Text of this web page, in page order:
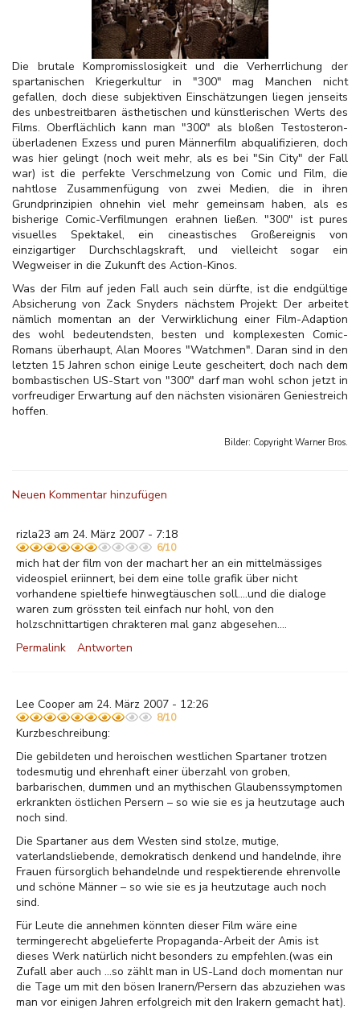
Die brutale Kompromisslosigkeit und die Verherrlichung der
spartanischen Kriegerkultur in "300" mag Manchen nicht
gefallen, doch diese subjektiven Einschätzungen liegen jenseits
des unbestreitbaren ästhetischen und künstlerischen Werts des
Films. Oberflächlich kann man "300" als bloßen Testosteron-
überladenen Exzess und puren Männerfilm abqualifizieren, doch
was hier gelingt (noch weit mehr, als es bei "Sin City" der Fall
war) ist die perfekte Verschmelzung von Comic und Film, die
nahtlose Zusammenfügung von zwei Medien, die in ihren
Grundprinzipien ohnehin viel mehr gemeinsam haben, als es
bisherige Comic-Verfilmungen erahnen ließen. "300" ist pures
visuelles Spektakel, ein cineastisches Großereignis von
einzigartiger Durchschlagskraft, und vielleicht sogar ein
Wegweiser in die Zukunft des Action-Kinos.
Was der Film auf jeden Fall auch sein dürfte, ist die endgültige
Absicherung von Zack Snyders nächstem Projekt: Der arbeitet
nämlich momentan an der Verwirklichung einer Film-Adaption
des wohl bedeutendsten, besten und komplexesten Comic-
Romans überhaupt, Alan Moores "Watchmen". Daran sind in den
letzten 15 Jahren schon einige Leute gescheitert, doch nach dem
bombastischen US-Start von "300" darf man wohl schon jetzt in
vorfreudiger Erwartung auf den nächsten visionären Geniestreich
hoffen.
Bilder: Copyright Warner Bros.
Neuen Kommentar hinzufügen
rizla23 am 24. März 2007 - 7:18
6/10
mich hat der film von der machart her an ein mittelmässiges
videospiel eriinnert, bei dem eine tolle grafik über nicht
vorhandene spieltiefe hinwegtäuschen soll....und die dialoge
waren zum grössten teil einfach nur hohl, von den
holzschnittartigen chrakteren mal ganz abgesehen....
Permalink
Antworten
Lee Cooper am 24. März 2007 - 12:26
8/10
Kurzbeschreibung:
Die gebildeten und heroischen westlichen Spartaner trotzen
todesmutig und ehrenhaft einer überzahl von groben,
barbarischen, dummen und an mythischen Glaubenssymptomen
erkrankten östlichen Persern – so wie sie es ja heutzutage auch
noch sind.
Die Spartaner aus dem Westen sind stolze, mutige,
vaterlandsliebende, demokratisch denkend und handelnde, ihre
Frauen fürsorglich behandelnde und respektierende ehrenvolle
und schöne Männer – so wie sie es ja heutzutage auch noch
sind.
Für Leute die annehmen könnten dieser Film wäre eine
termingerecht abgelieferte Propaganda-Arbeit der Amis ist
dieses Werk natürlich nicht besonders zu empfehlen.(was ein
Zufall aber auch ...so zählt man in US-Land doch momentan nur
die Tage um mit den bösen Iranern/Persern das abzuziehen was
man vor einigen Jahren erfolgreich mit den Irakern gemacht hat).